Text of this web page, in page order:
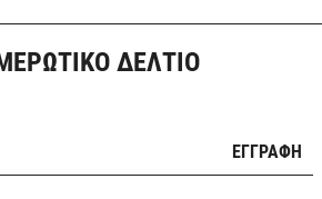
ΔΕΛΤΙΟ
ΕΓΓΡΑΦΗ